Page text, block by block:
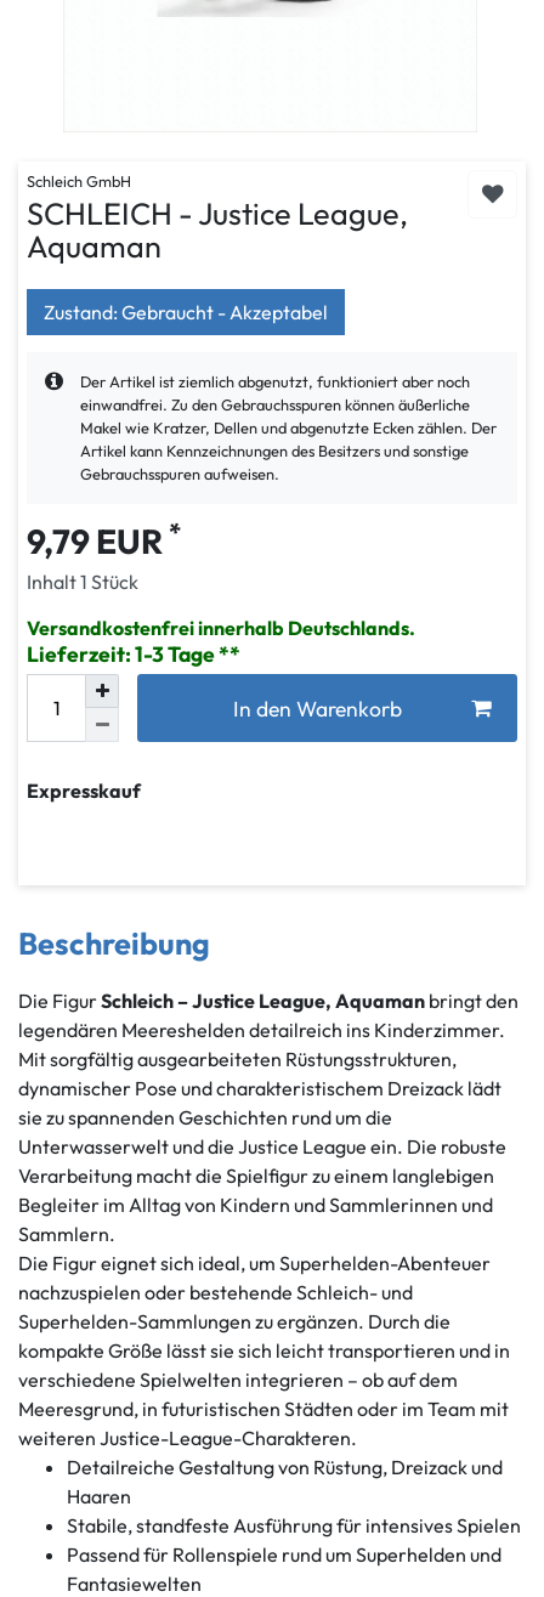
Schleich GmbH
SCHLEICH - Justice League,
Aquaman
Zustand: Gebraucht - Akzeptabel
Der Artikel ist ziemlich abgenutzt, funktioniert aber noch
einwandfrei. Zu den Gebrauchsspuren können äußerliche
Makel wie Kratzer, Dellen und abgenutzte Ecken zählen. Der
Artikel kann Kennzeichnungen des Besitzers und sonstige
Gebrauchsspuren aufweisen.
9,79 EUR *
Inhalt1 Stück
Versandkostenfrei innerhalb Deutschlands.
Lieferzeit: 1-3 Tage
In den Warenkorb
Expresskauf
Beschreibung
Die FigurSchleich – Justice League, Aquaman bringt den
legendären Meereshelden detailreich ins Kinderzimmer.
Mit sorgfältig ausgearbeiteten Rüstungsstrukturen,
dynamischer Pose und charakteristischem Dreizack lädt
sie zu spannenden Geschichten rund um die
Unterwasserwelt und die Justice League ein. Die robuste
Verarbeitung macht die Spielfigur zu einem langlebigen
Begleiter im Alltag von Kindern und Sammlerinnen und
Sammlern.
Die Figur eignet sich ideal, um Superhelden-Abenteuer
nachzuspielen oder bestehende Schleich- und
Superhelden-Sammlungen zu ergänzen. Durch die
kompakte Größe lässt sie sich leicht transportieren und in
verschiedene Spielwelten integrieren – ob auf dem
Meeresgrund, in futuristischen Städten oder im Team mit
weiteren Justice-League-Charakteren.
Detailreiche Gestaltung von Rüstung, Dreizack und
Haaren
Stabile, standfeste Ausführung für intensives Spielen
Passend für Rollenspiele rund um Superhelden und
Fantasiewelten